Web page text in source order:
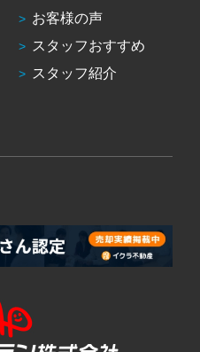
お客様の声
スタッフおすすめ
スタッフ紹介